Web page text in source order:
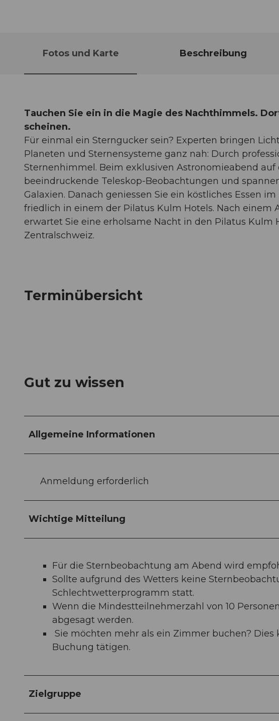
Fotos und Karte Beschreibung
Tauchen Sie ein in die Magie des Nachthimmels.
scheinen.
Für einmal ein Sterngucker sein? Experten bringen
Planeten und Sternensysteme ganz nah: Durch
Sternenhimmel. Beim exklusiven Astronomieabend
beeindruckende Teleskop-Beobachtungen und
Galaxien. Danach geniessen Sie ein köstliches Essen
friedlich in einem der Pilatus Kulm Hotels. Nach
erwartet Sie eine erholsame Nacht in den Pilatus
Zentralschweiz.
Terminübersicht
Gut zu wissen
Allgemeine Informationen
Anmeldung erforderlich
Wichtige Mitteilung
Für die Sternbeobachtung am Abend wird
Sollte aufgrund des Wetters keine
Schlechtwetterprogramm statt.
Wenn die Mindestteilnehmerzahl von 10
abgesagt werden.
Sie möchten mehr als ein Zimmer buchen?
Buchung tätigen.
Zielgruppe